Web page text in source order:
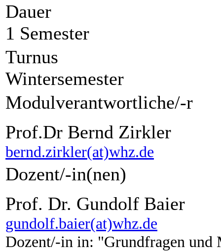
Dauer
1 Semester
Turnus
Wintersemester
Modulverantwortliche/-r
Prof.Dr Bernd Zirkler
bernd.zirkler(at)whz.de
Dozent/-in(nen)
Prof. Dr. Gundolf Baier
gundolf.baier(at)whz.de
Dozent/-in in: "Grundfragen und